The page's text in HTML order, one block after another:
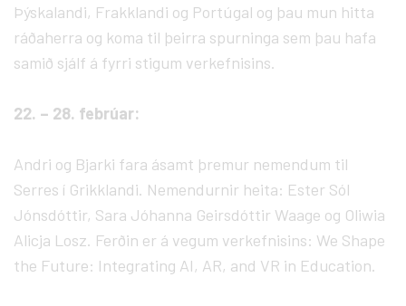
Þýskalandi, Frakklandi og Portúgal og þau mun hitta
ráðaherra og koma til þeirra spurninga sem þau hafa
samið sjálf á fyrri stigum verkefnisins.
22. – 28. febrúar:
Andri og Bjarki fara ásamt þremur nemendum til
Serres í Grikklandi. Nemendurnir heita: Ester Sól
Jónsdóttir, Sara Jóhanna Geirsdóttir Waage og Oliwia
Alicja Losz. Ferðin er á vegum verkefnisins: We Shape
the Future: Integrating AI, AR, and VR in Education.